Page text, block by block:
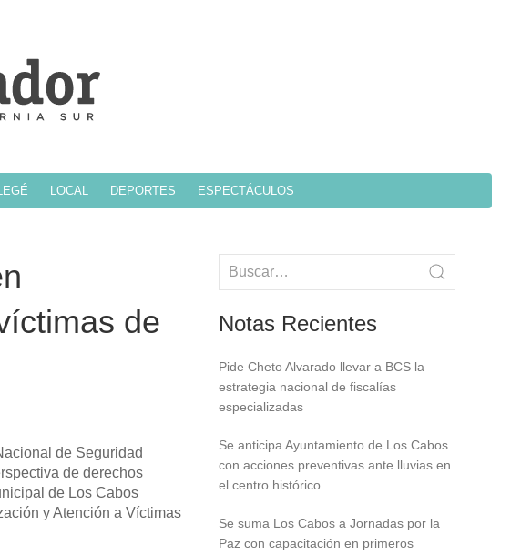
LOCAL DEPORTES ESPECTÁCULOS
de
de Seguridad
de derechos
de Los Cabos
y Atención a Víctimas
Notas Recientes
Pide Cheto Alvarado llevar a BCS la
estrategia nacional de fiscalías
especializadas
Se anticipa Ayuntamiento de Los Cabos
con acciones preventivas ante lluvias en
el centro histórico
Se suma Los Cabos a Jornadas por la
Paz con capacitación en primeros